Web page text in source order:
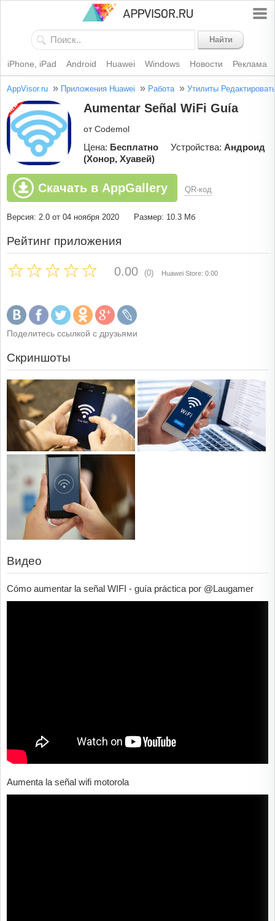
Найти
iPhone, iPad Android Huawei Windows Новости Реклама
AppVisor.ru » Приложения Huawei » Работа » Утилиты
Aumentar Señal WiFi Guía
от Codemol
Цена: Бесплатно Устройства: Андроид
(Хонор, Хуавей)
Скачать в AppGallery QR-код
Версия: 2.0 от 04 ноября 2020 Размер: 10.3 Мб
Рейтинг приложения
0.00 (0) Huawei Store: 0.00
Поделитесь ссылкой с друзьями
Скриншоты
Видео
Cómo aumentar la señal WIFI - guía práctica por @Laugamer
Aumenta la señal wifi motorola